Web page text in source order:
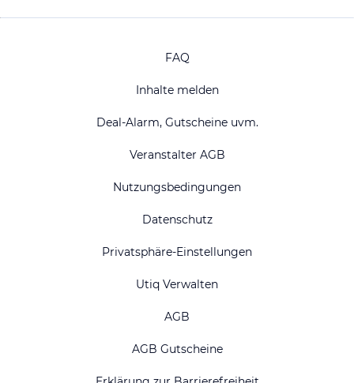
FAQ
Inhalte melden
Deal-Alarm, Gutscheine uvm.
Veranstalter AGB
Nutzungsbedingungen
Datenschutz
Privatsphäre-Einstellungen
Utiq Verwalten
AGB
AGB Gutscheine